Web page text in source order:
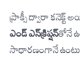
ప్రాక్సీ ద్వారా కనెక్ట్
ఎండ్ ఎన్‌క్రిప్షన్తోనే
సాధారణంగానే